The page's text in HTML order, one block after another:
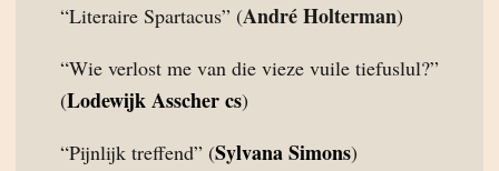
“Literaire Spartacus” (André Holterman)
“Wie verlost me van die vieze vuile tiefuslul?”
(Lodewijk Asscher cs)
“Pijnlijk treffend” (Sylvana Simons)